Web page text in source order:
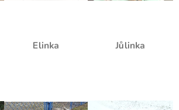
Elinka Jůlinka